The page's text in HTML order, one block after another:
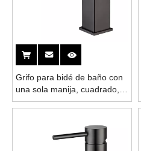
Grifo para bidé de baño con
una sola manija, cuadrado,
negro, pistola Ycfaucet de